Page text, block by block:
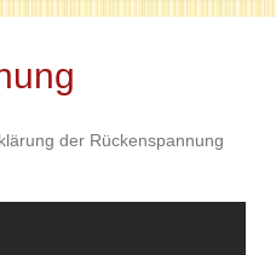
der Rückenspannung